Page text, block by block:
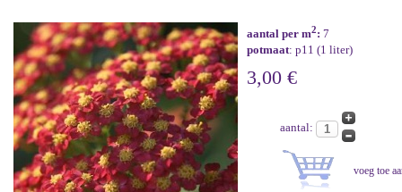
aantal per m2: 7
potmaat: p11 (1 liter)
3,00 €
aantal: